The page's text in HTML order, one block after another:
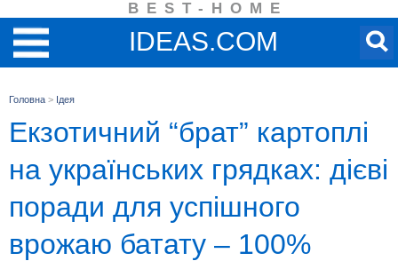
BEST-HOME
IDEAS.COM
Головна > Ідея
Екзотичний “брат” картоплі
на українських грядках: дієві
поради для успішного
врожаю батату – 100%